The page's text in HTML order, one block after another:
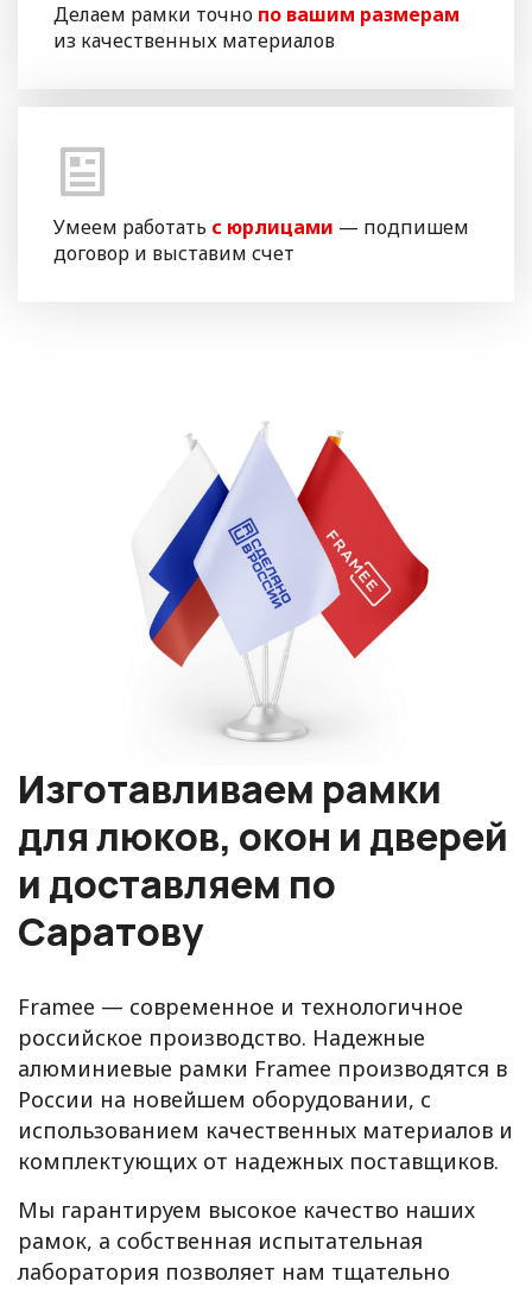
Делаем рамки точно по вашим размерам
из качественных материалов
Умеем работать с юрлицами — подпишем
договор и выставим счет
Изготавливаем рамки
для люков, окон и дверей
и доставляем по
Саратову
Framee — современное и технологичное
российское производство. Надежные
алюминиевые рамки Framee производятся в
России на новейшем оборудовании, с
использованием качественных материалов и
комплектующих от надежных поставщиков.
Мы гарантируем высокое качество наших
рамок, а собственная испытательная
лаборатория позволяет нам тщательно